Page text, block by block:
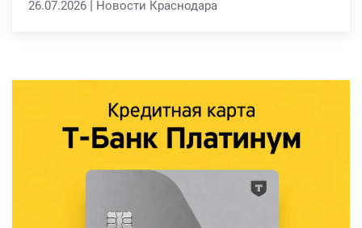
26.07.2026 | Новости Краснодара